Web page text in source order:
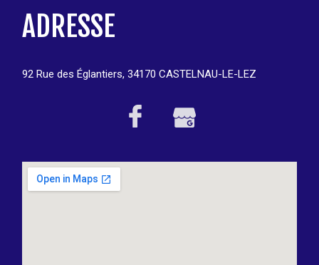
ADRESSE
92 Rue des Églantiers, 34170 CASTELNAU-LE-LEZ